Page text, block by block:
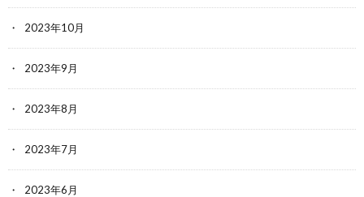
2023年10月
2023年9月
2023年8月
2023年7月
2023年6月